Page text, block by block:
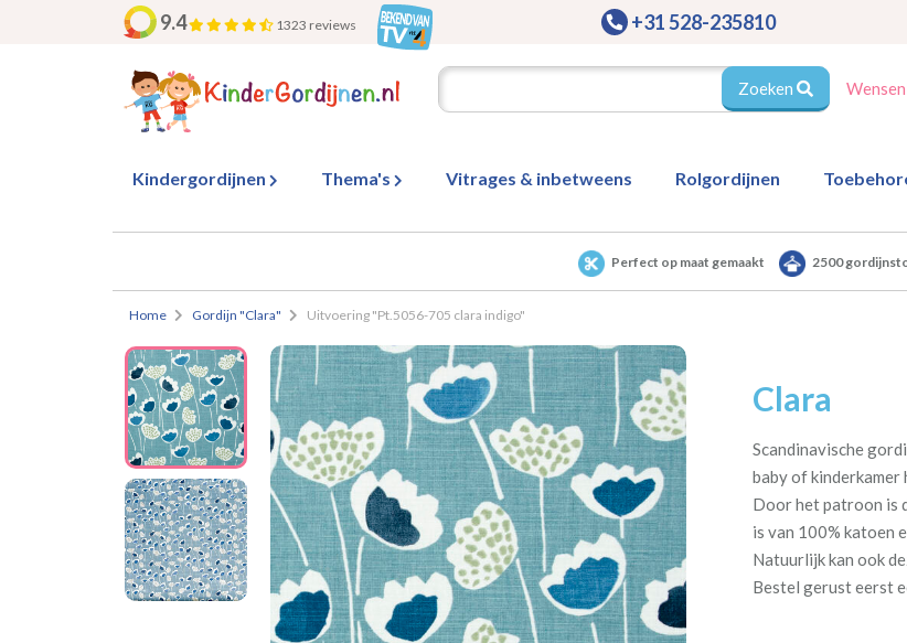
9.4 1323 reviews +31 528-235810
Zoeken
Kindergordijnen Thema's Vitrages & inbetweens Rolgordijnen
Perfect op maat gemaakt 2500
Home Gordijn "Clara" Uitvoering "Pt.5056-705 clara indigo"
Clara
Scandinavische
baby of kinderkamer
Door het patroon is
is van 100% katoen
Natuurlijk kan ook
Bestel gerust eerst